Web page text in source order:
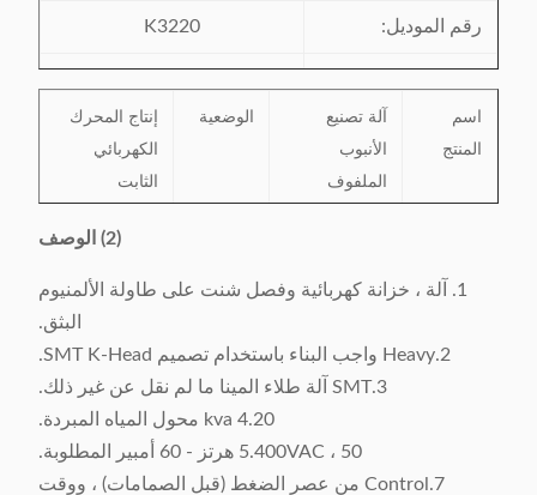
رقم الموديل: K3220
مكان المنشأ: الصين
اسم
المنتج
آلة تصنيع
الأنبوب
الملفوف
الوضعية
إنتاج المحرك
الكهربائي
الثابت
الوقت
وصول الماكينة
(الآلات) إلى
مركز الخدمة
في الخارج
المتاحة
(2) الوصف
1. آلة ، خزانة كهربائية وفصل شنت على طاولة الألمنيوم
البثق.
2.Heavy واجب البناء باستخدام تصميم SMT K-Head.
3.SMT آلة طلاء المينا ما لم نقل عن غير ذلك.
4.20 kva محول المياه المبردة.
5.400VAC ، 50 هرتز - 60 أمبير المطلوبة.
7.Control من عصر الضغط (قبل الصمامات) ، ووقت